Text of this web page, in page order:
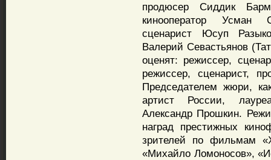
продюсер Сиддик
кинооператор Усман
сценарист Юсуп
Валерий Севастьянов
оценят: режиссер,
режиссер, сценарист,
Председателем жюри,
артист России,
Александр Прошкин.
наград престижных
зрителей по фильмам
«Михайло Ломоносов»,